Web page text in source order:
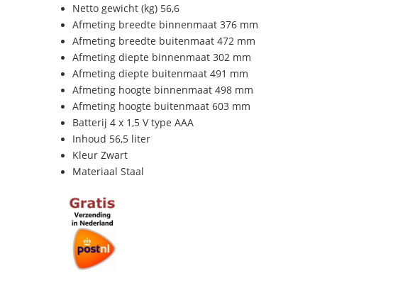
Netto gewicht (kg) 56,6
Afmeting breedte binnenmaat 376 mm
Afmeting breedte buitenmaat 472 mm
Afmeting diepte binnenmaat 302 mm
Afmeting diepte buitenmaat 491 mm
Afmeting hoogte binnenmaat 498 mm
Afmeting hoogte buitenmaat 603 mm
Batterij 4 x 1,5 V type AAA
Inhoud 56,5 liter
Kleur Zwart
Materiaal Staal